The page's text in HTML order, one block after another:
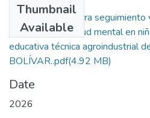
Thumbnail
Available
Aplicativo web para
problemas de salud mental en
educativa técnica agroindustrial
BOLÍVAR..pdf(4.92 MB)
Date
2026